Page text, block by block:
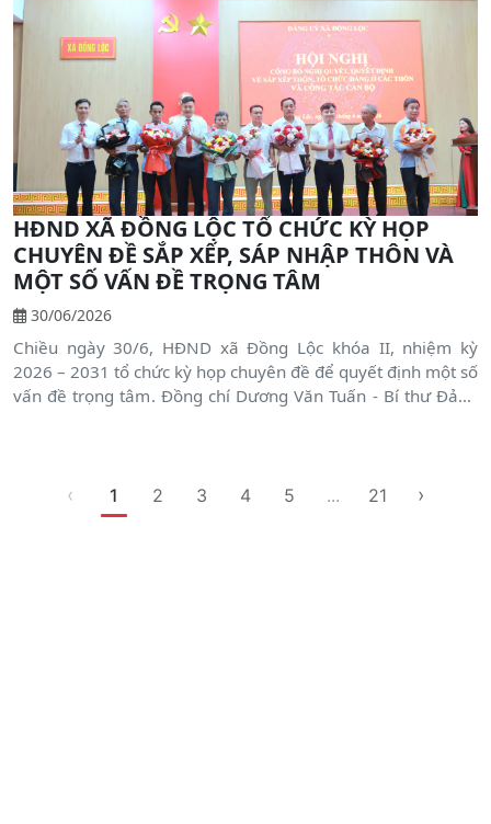
viên Ban Thường vụ, Ban Chấp hành Đảng bộ xã; lãnh đạo
các ban xây dựng Đảng, các tổ chức chính trị - xã hội; bí thư
chi bộ, trưởng thôn.
HĐND XÃ ĐỒNG LỘC TỔ CHỨC KỲ HỌP
CHUYÊN ĐỀ SẮP XẾP, SÁP NHẬP THÔN VÀ
MỘT SỐ VẤN ĐỀ TRỌNG TÂM
30/06/2026
Chiều ngày 30/6, HĐND xã Đồng Lộc khóa II, nhiệm kỳ
2026 – 2031 tổ chức kỳ họp chuyên đề để quyết định một số
vấn đề trọng tâm. Đồng chí Dương Văn Tuấn - Bí thư Đảng
UBND xã; Ban Thường trực Ủy ban MTTQ Việt Nam xã; đại
diện các phòng, ban, ngành, đoàn thể; các vị đại biểu HĐND
‹ 1 2 3 4 5 ... 21 ›